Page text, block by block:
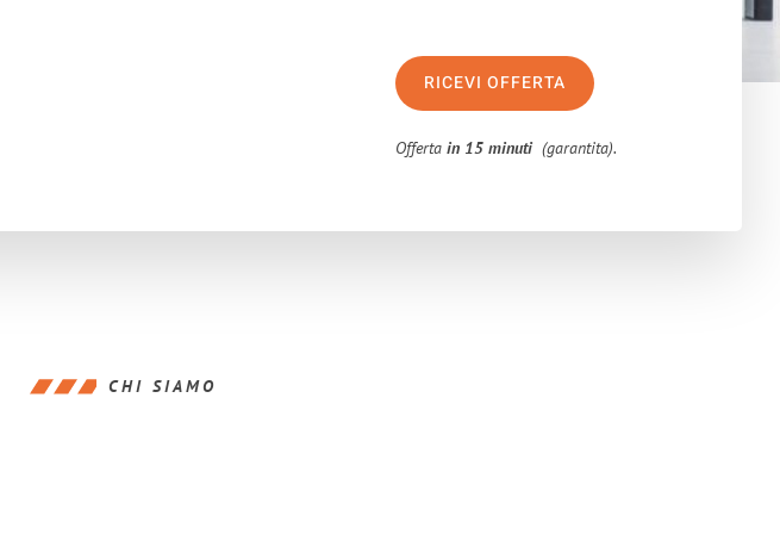
RICEVI OFFERTA
Offertain 15 minuti (garantita).
CHI SIAMO